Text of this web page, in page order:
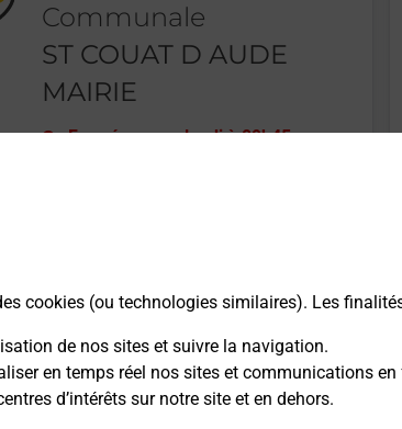
cookies (ou technologies similaires). Les
de nos sites et suivre la navigation.
en temps réel nos sites et communications
d’intérêts sur notre site et en dehors.
Communale
ST COUAT D AUDE
MAIRIE
Fermé-ouvre lundi à 09h45